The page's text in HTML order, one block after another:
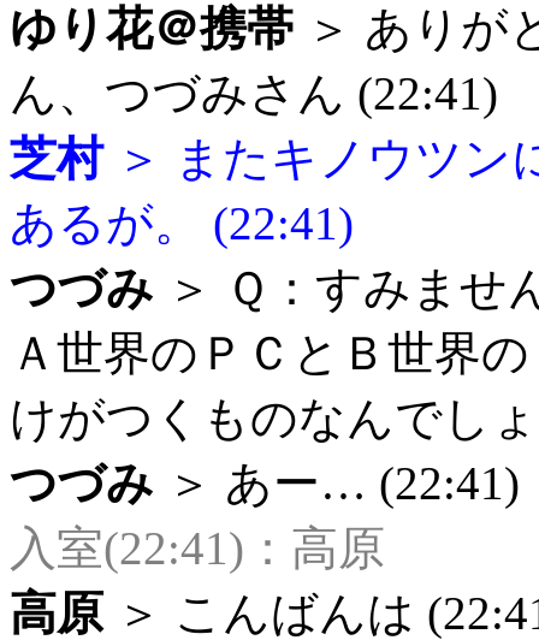
ゆり花＠携帯 ＞ ありが
ん、つづみさん (22:41)
芝村＞ またキノウツン
あるが。 (22:41)
つづみ ＞ Ｑ：すみませ
Ａ世界のＰＣとＢ世界
けがつくものなんでし
つづみ ＞ あー… (22:41)
入室(22:41)：高原
高原 ＞ こんばんは